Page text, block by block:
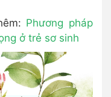
Phương pháp
ở trẻ sơ sinh